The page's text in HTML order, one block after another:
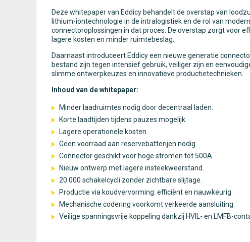
Deze whitepaper van Eddicy behandelt de overstap van
lithium-iontechnologie in de intralogistiek en de rol van
connectoroplossingen in dat proces. De overstap zorgt voor
lagere kosten en minder ruimtebeslag.
Daarnaast introduceert Eddicy een nieuwe generatie
bestand zijn tegen intensief gebruik, veiliger zijn en
slimme ontwerpkeuzes en innovatieve productietechnieken.
Inhoud van de whitepaper:
Minder laadruimtes nodig door decentraal laden.
Korte laadtijden tijdens pauzes mogelijk.
Lagere operationele kosten.
Geen voorraad aan reservebatterijen nodig.
Connector geschikt voor hoge stromen tot 500A.
Nieuw ontwerp met lagere insteekweerstand.
20.000 schakelcycli zonder zichtbare slijtage.
Productie via koudvervorming: efficiënt en nauwkeurig.
Mechanische codering voorkomt verkeerde aansluiting.
Veilige spanningsvrije koppeling dankzij HVIL- en LMFB-